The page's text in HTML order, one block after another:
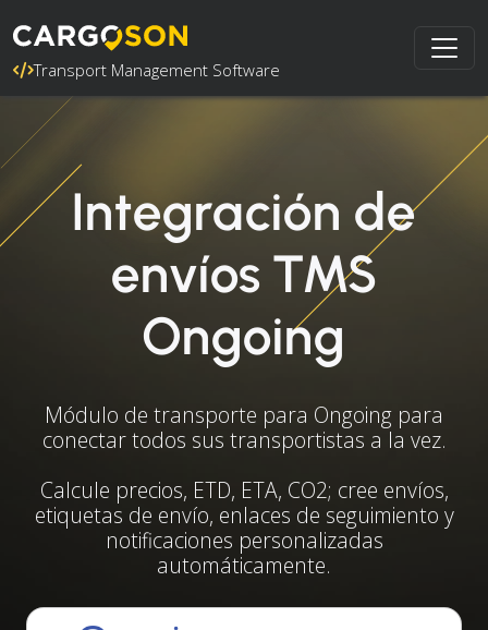
Transport Management Software
Integración de
envíos TMS
Ongoing
Módulo de transporte para Ongoing para
conectar todos sus transportistas a la vez.
Calcule precios, ETD, ETA, CO2; cree envíos,
etiquetas de envío, enlaces de seguimiento y
notificaciones personalizadas
automáticamente.